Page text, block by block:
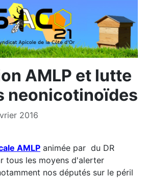
AMLP et lutte
neonicotinoïdes
2016
AMLP animée par du DR
tous les moyens d'alerter
nos députés sur le péril